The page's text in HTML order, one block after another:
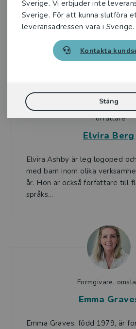
Sverige. Vi erbjuder inte
Sverige. För att kunna slutföra
leveransadressen vara i Sverige.
Kontakta
Stäng
Författare
Elvira Berg
Elvira Ashby är leg logoped
med barn inom olika
år. Hon är också författare till
språks...
Formgivare,
Emma
Emma Graves, född 1979, är